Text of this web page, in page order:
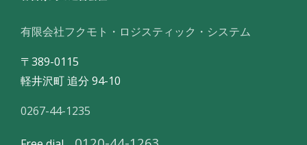
有限会社フクモト・ロジスティック・システム
〒389-0115
軽井沢町 追分 94-10
0267-44-1235